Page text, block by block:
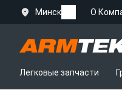
Минск О
Легковые запчасти